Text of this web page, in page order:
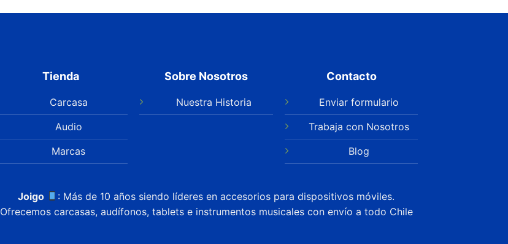
Tienda
Carcasa
Audio
Marcas
Sobre Nosotros
Nuestra Historia
Contacto
Enviar formulario
Trabaja con Nosotros
Blog
Joigo
: Más de 10 años siendo líderes en accesorios para dispositivos móviles.
Ofrecemos carcasas, audífonos, tablets e instrumentos musicales con envío a todo Chile